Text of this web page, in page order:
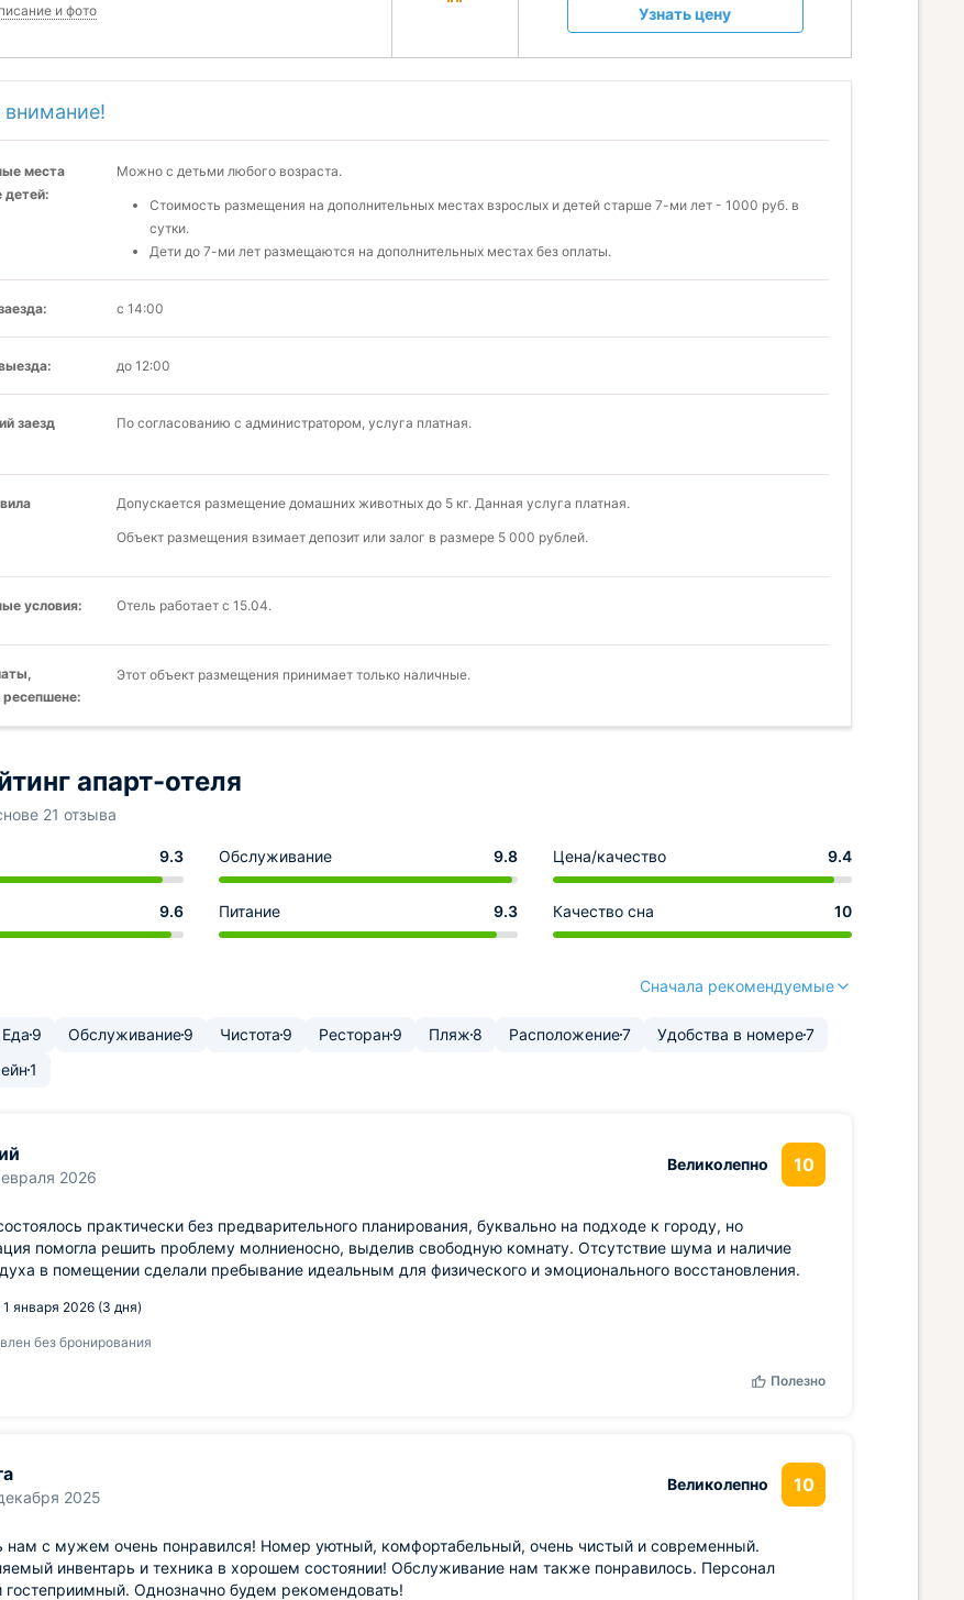
и фото
Узнать цену
внимание!
места
детей:
Можно с детьми любого возраста.
Стоимость размещения на дополнительных местах взрослых и детей старше 7-ми лет - 1000 руб. в
сутки.
Дети до 7-ми лет размещаются на дополнительных местах без оплаты.
с 14:00
до 12:00
заезд
По согласованию с администратором, услуга платная.
Допускается размещение домашних животных до 5 кг. Данная услуга платная.
Объект размещения взимает депозит или залог в размере 5 000 рублей.
условия: Отель работает с 15.04.
Этот объект размещения принимает только наличные.
апарт-отеля
21 отзыва
9.3 Обслуживание 9.8 Цена/качество 9.4
9.6 Питание 9.3 Качество сна 10
Сначала рекомендуемые
Еда 9 Обслуживание9 Чистота 9 Ресторан 9 Пляж 8 Расположение7 Удобства в номере7
1
2026
Великолепно 10
практически без предварительного планирования, буквально на подходе к городу, но
помогла решить проблему молниеносно, выделив свободную комнату. Отсутствие шума и наличие
в помещении сделали пребывание идеальным для физического и эмоционального восстановления.
1 января 2026 (3 дня)
без бронирования
Полезно
2025
Великолепно 10
нам с мужем очень понравился! Номер уютный, комфортабельный, очень чистый и современный.
инвентарь и техника в хорошем состоянии! Обслуживание нам также понравилось. Персонал
Однозначно будем рекомендовать!